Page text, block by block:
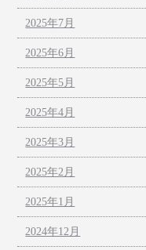
2025年7月
2025年6月
2025年5月
2025年4月
2025年3月
2025年2月
2025年1月
2024年12月